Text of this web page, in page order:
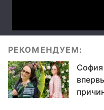
РЕКОМЕНДУЕМ:
София